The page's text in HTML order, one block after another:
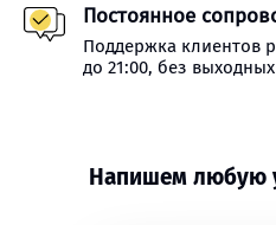
Постоянное
Поддержка клиентов
до 21:00, без
Напишем любую